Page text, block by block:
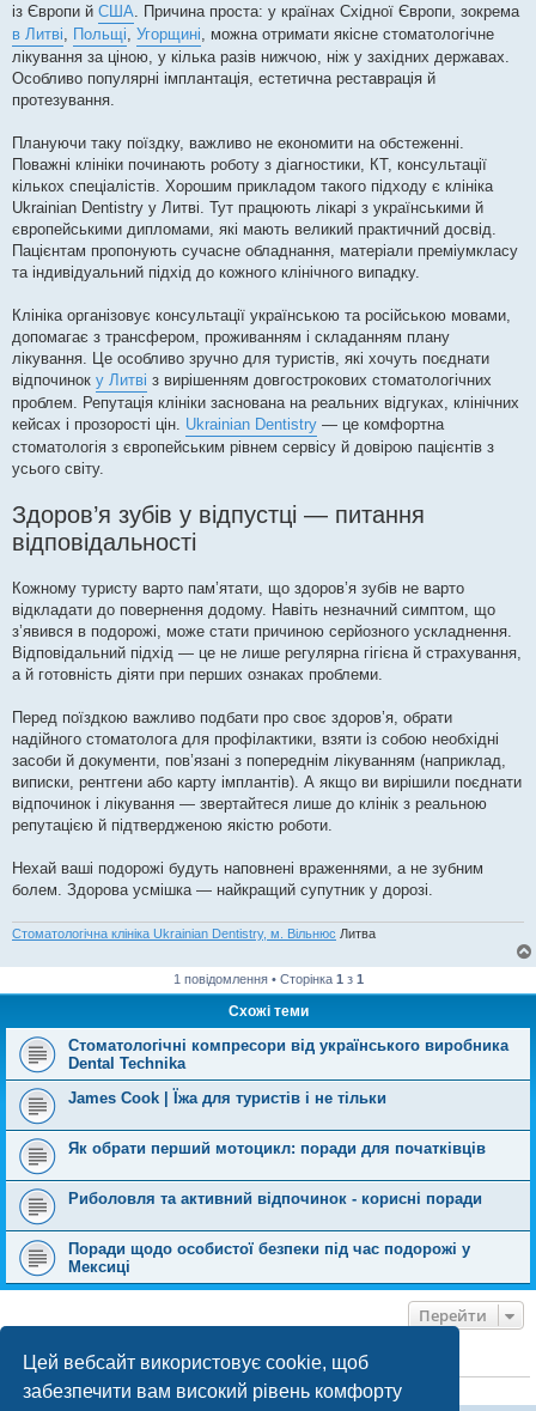
Цей вебсайт використовує cookie, щоб
забезпечити вам високий рівень комфорту
із Європи й США . Причина проста: у країнах Східної Європи, зокрема
в Литві
Польщі Угорщині , можна отримати якісне стоматологічне
лікування за ціною, у кілька разів нижчою, ніж у західних державах.
Особливо популярні імплантація, естетична реставрація й
протезування.
Плануючи таку поїздку, важливо не економити на обстеженні.
Поважні клініки починають роботу з діагностики, КТ, консультації
кількох спеціалістів. Хорошим прикладом такого підходу є клініка
Ukrainian Dentistry у Литві. Тут працюють лікарі з українськими й
європейськими дипломами, які мають великий практичний досвід.
Пацієнтам пропонують сучасне обладнання, матеріали преміумкласу
та індивідуальний підхід до кожного клінічного випадку.
Клініка організовує консультації українською та російською мовами,
допомагає з трансфером, проживанням і складанням плану
лікування. Це особливо зручно для туристів, які хочуть поєднати
відпочинок у Литві з вирішенням довгострокових стоматологічних
проблем. Репутація клініки заснована на реальних відгуках, клінічних
кейсах і прозорості цін. Ukrainian Dentistry — це комфортна
стоматологія з європейським рівнем сервісу й довірою пацієнтів з
усього світу.
Здоров’я зубів у відпустці — питання
відповідальності
Кожному туристу варто пам’ятати, що здоров’я зубів не варто
відкладати до повернення додому. Навіть незначний симптом, що
з’явився в подорожі, може стати причиною серйозного ускладнення.
Відповідальний підхід — це не лише регулярна гігієна й страхування,
а й готовність діяти при перших ознаках проблеми.
Перед поїздкою важливо подбати про своє здоров’я, обрати
надійного стоматолога для профілактики, взяти із собою необхідні
засоби й документи, пов’язані з попереднім лікуванням (наприклад,
виписки, рентгени або карту імплантів). А якщо ви вирішили поєднати
відпочинок і лікування — звертайтеся лише до клінік з реальною
репутацією й підтвердженою якістю роботи.
Нехай ваші подорожі будуть наповнені враженнями, а не зубним
болем. Здорова усмішка — найкращий супутник у дорозі.
Стоматологічна клініка Ukrainian Dentistry, м. Вільнюс Литва
1 повідомлення • Сторінка 1 з 1
Схожі теми
Стоматологічні компресори від українського виробника
Dental Technika
James Cook | Їжа для туристів і не тільки
Як обрати перший мотоцикл: поради для початківців
Риболовля та активний відпочинок - корисні поради
Поради щодо особистої безпеки під час подорожі у
Мексиці
Перейти
ХТО ЗАРАЗ ОНЛАЙН
Зараз переглядають цей форум:ClaudeBot [бот ШІ]і 0 гостей